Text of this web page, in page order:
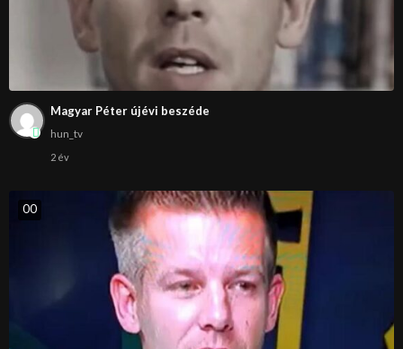
Magyar Péter újévi beszéde
hun_tv
2 év
00